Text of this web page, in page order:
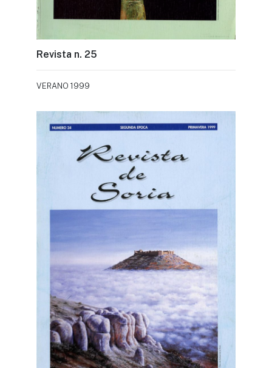
Revista n. 25
VERANO 1999